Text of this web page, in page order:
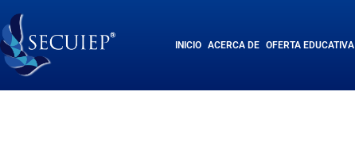
INICIO ACERCA DE OFERTA EDUCATIVA